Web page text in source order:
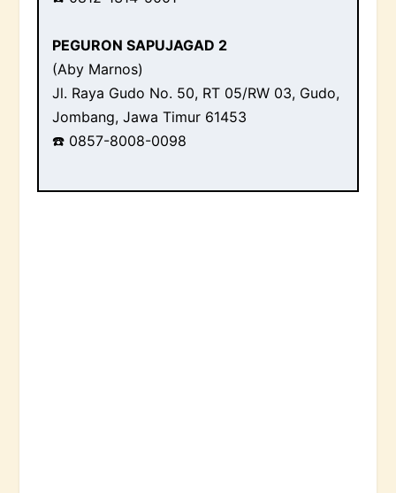
PEGURON SAPUJAGAD 2
(Aby Marnos)
Jl. Raya Gudo No. 50, RT 05/RW 03, Gudo,
Jombang, Jawa Timur 61453
☎️ 0857-8008-0098